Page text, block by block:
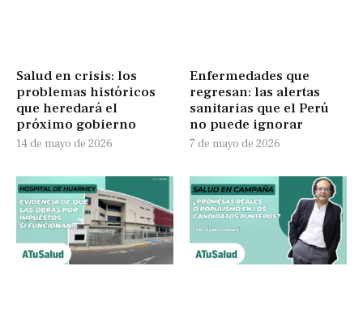
Salud en crisis: los
problemas históricos
que heredará el
próximo gobierno
14 de mayo de 2026
Enfermedades que
regresan: las alertas
sanitarias que el Perú
no puede ignorar
7 de mayo de 2026